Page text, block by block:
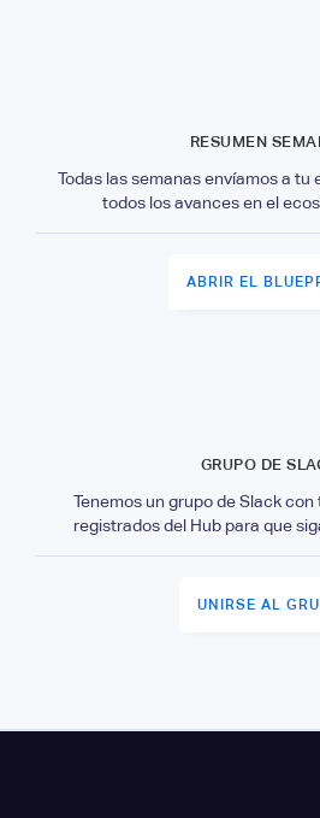
RESUMEN
Todas las semanas envíamos a tu
todos los avances en el
ABRIR EL
GRUPO DE
Tenemos un grupo de Slack
registrados del Hub para que
UNIRSE AL